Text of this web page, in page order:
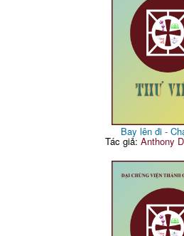
Bay lên đi -
Tác giả: Anthony